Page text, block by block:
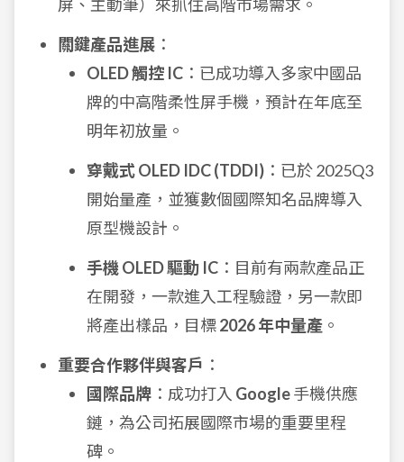
屏、主動筆）來抓住高階市場需求。
關鍵產品進展 ：
OLED 觸控 IC ：已成功導入多家中國品
牌的中高階柔性屏手機，預計在年底至
明年初放量。
穿戴式 OLED IDC (TDDI) ：已於 2025Q3
開始量產，並獲數個國際知名品牌導入
原型機設計。
手機 OLED 驅動 IC ：目前有兩款產品正
在開發，一款進入工程驗證，另一款即
將產出樣品，目標2026 年中量產 。
重要合作夥伴與客戶 ：
國際品牌 ：成功打入 Google手機供應
鏈，為公司拓展國際市場的重要里程
碑。